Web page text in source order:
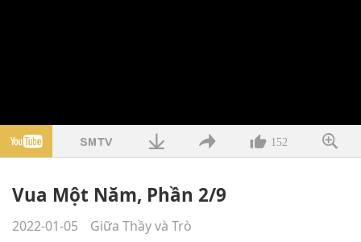
152
Vua Một Năm, Phần 2/9
2022-01-05 Giữa Thầy và Trò